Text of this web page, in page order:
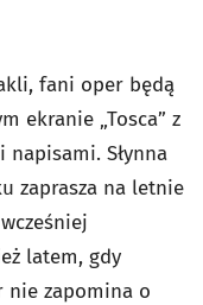
fani oper będą
ekranie „Tosca” z
Słynna
zaprasza na letnie
latem, gdy
nie zapomina o